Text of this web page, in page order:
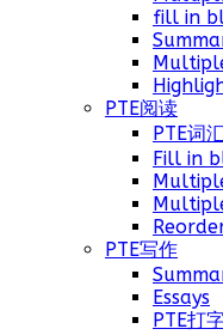
fill in
PTE阅读
PTE词
Fill in
PTE写作
Essays
PTE打